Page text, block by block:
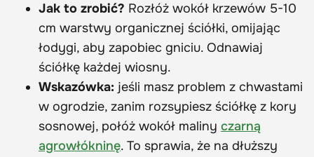
Jak to zrobić? Rozłóż wokół krzewów 5-10
cm warstwy organicznej ściółki, omijając
łodygi, aby zapobiec gniciu. Odnawiaj
ściółkę każdej wiosny.
Wskazówka: jeśli masz problem z chwastami
w ogrodzie, zanim rozsypiesz ściółkę z kory
sosnowej, połóż wokół maliny czarną
agrowłókninę. To sprawia, że na dłuższy